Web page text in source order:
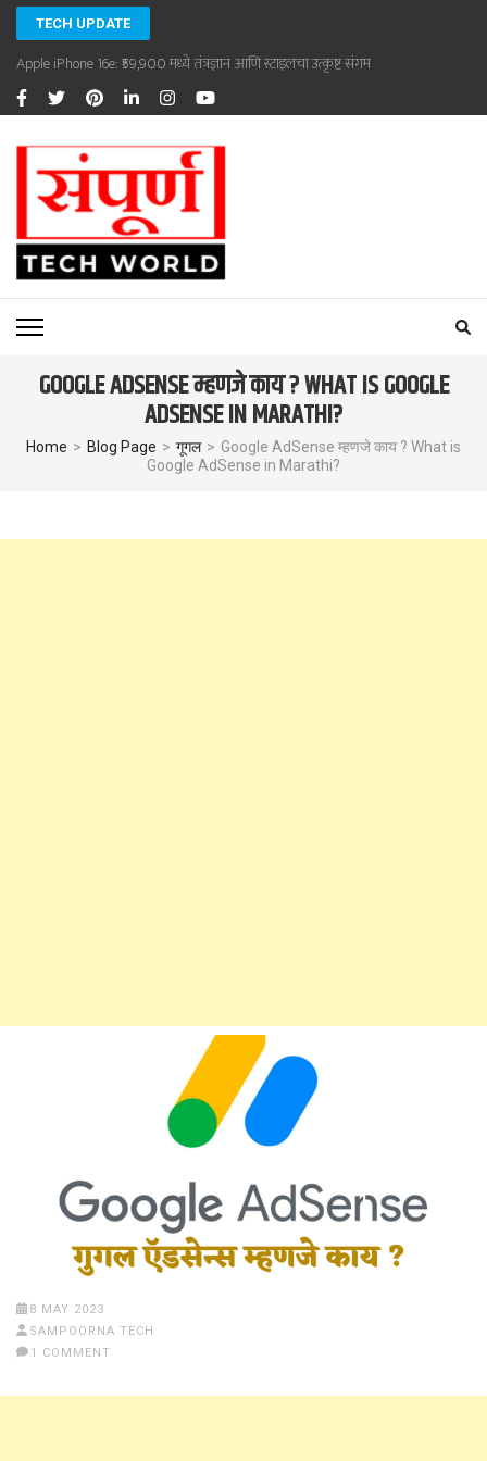
Skip
content
(Press
Enter)
TECH UPDATE
Apple iPhone 16e: ₹59,900 मध्ये तंत्रज्ञान आणि स्टाइलचा उत्कृष्ट संगम
SAMPOORNA TECHWORLD
Sampoorna Techworld
GOOGLE ADSENSE म्हणजे काय ? WHAT IS GOOGLE
ADSENSE IN MARATHI?
Home > Blog Page > गूगल > Google AdSense म्हणजे काय ? What is
Google AdSense in Marathi?
8 MAY 2023
SAMPOORNA TECH
1 COMMENT